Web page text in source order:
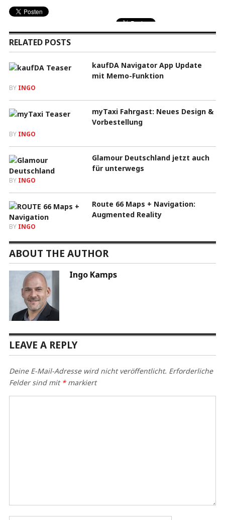
RELATED POSTS
kaufDA Navigator App Update
mit Memo-Funktion
BY INGO
myTaxi Fahrgast: Neues Design &
Vorbestellung
BY INGO
Glamour Deutschland jetzt auch
für unterwegs
BY INGO
Route 66 Maps + Navigation:
Augmented Reality
BY INGO
ABOUT THE AUTHOR
Ingo Kamps
LEAVE A REPLY
Deine E-Mail-Adresse wird nicht veröffentlicht. Erforderliche
Felder sind mit *markiert